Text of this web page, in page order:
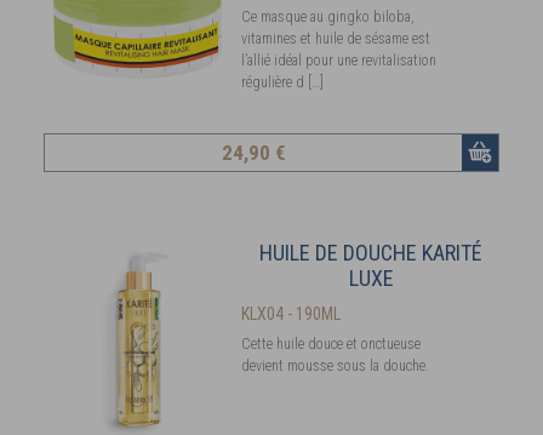
Ce masque au gingko biloba,
vitamines et huile de sésame est
l’allié idéal pour une revitalisation
régulière d […]
24,90 €
HUILE DE DOUCHE KARITÉ
LUXE
KLX04 - 190ML
Cette huile douce et onctueuse
devient mousse sous la douche.